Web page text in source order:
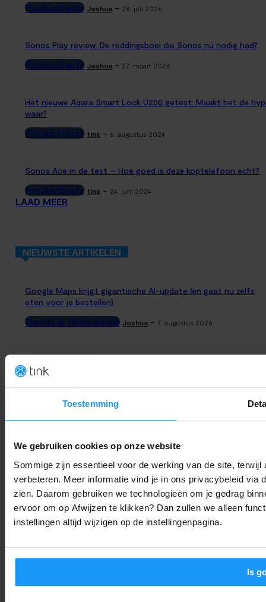
Toestemming
We gebruiken cookies op onze website
Sommige zijn essentieel voor de werking van de site,
verbeteren. Meer informatie vind je in ons privacybeleid via
zien. Daarom gebruiken we technologieën om je gedrag
ervoor om op Afwijzen te klikken? Dan zullen we alleen
instellingen altijd wijzigen op de instellingenpagina.
Is
Producttests Joshua - 28. juli 2026
Sonos Play review: De reddingsboei die Sonos nú nodig had?
Producttests Joshua - 27. maart 2026
Het nieuwe Aqara Smart Lock U200 getest: Maakt het de
waar?
Producttests tink - 6. augustus 2024
Sonos Ace in de test – Hoe goed is deze koptelefoon echt?
Producttests tink - 24. juni 2024
LAAD MEER
NIEUWSTE ARTIKELEN
Google Maps krijgt gigantische AI-update (en gaat nu zelfs
eten voor je bestellen)
Trends & Technologie Joshua - 7. augustus 2026
of een privacy-risico?
Smart Home Nieuws -
Jouw Google Home werkt weer soepeler: Alles over de
augustus-update
Smart Home Nieuws Joshua - 6. augustus 2026